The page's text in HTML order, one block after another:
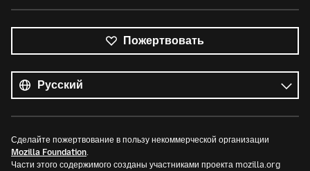
Пожертвовать
языки
Язык
Сделайте пожертвование в пользу некоммерческой организации
Mozilla Foundation.
Части этого содержимого созданы участниками проекта mozilla.org